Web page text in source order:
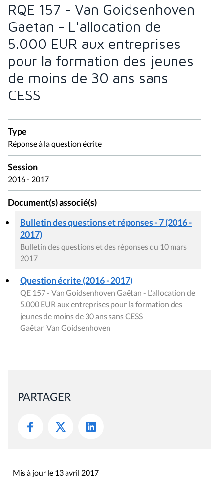
RQE 157 - Van Goidsenhoven
Gaëtan - L'allocation de
5.000 EUR aux entreprises
pour la formation des jeunes
de moins de 30 ans sans
CESS
Type
Réponse à la question écrite
Session
2016 - 2017
Document(s) associé(s)
Bulletin des questions et réponses - 7 (2016 -
2017)
Bulletin des questions et des réponses du 10 mars
2017
Question écrite (2016 - 2017)
QE 157 - Van Goidsenhoven Gaëtan - L'allocation de
5.000 EUR aux entreprises pour la formation des
jeunes de moins de 30 ans sans CESS
Gaëtan Van Goidsenhoven
PARTAGER
Mis à jour le 13 avril 2017